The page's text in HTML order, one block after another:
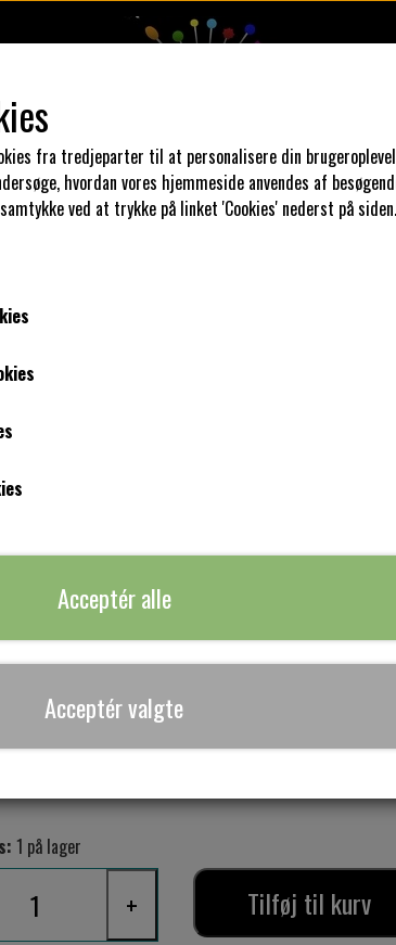
PAKKER STOFSALG KLAR PARAT
- Marie pink paris.
Large - Marie pink paris.
Her syet i det super fine panel med pink
: Barm 93 - talje 100 - mave 111 - hofte 121 - længde
skal ligge mellem 98 og 108 for at passe kjolen bedst,
sidde pænt til over barmen og har let vidde ned over
95% bomuld og 5 % lycra
1 på lager
+ Tilføj til kurv
fra tredjeparter til at personalisere din
hvordan vores hjemmeside anvendes af
ved at trykke på linket 'Cookies' nederst på siden.
Acceptér alle
Acceptér valgte